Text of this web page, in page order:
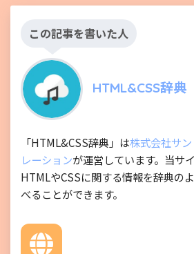
この記事を書いた人
HTML&CSS辞典
「HTML&CSS辞典」は株式会社サ
レーションが運営しています。当サ
HTMLやCSSに関する情報を辞典の
べることができます。